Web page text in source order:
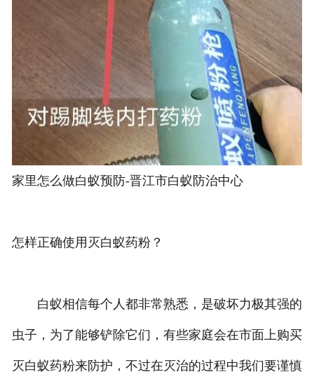
家里怎么做白蚁预防-晋江市白蚁防治中心
怎样正确使用灭白蚁药粉？
白蚁相信每个人都非常熟悉，是破坏力极其强的
虫子，为了能够铲除它们，有些家庭会在市面上购买
灭白蚁药粉来防护，不过在灭治的过程中我们要谨慎